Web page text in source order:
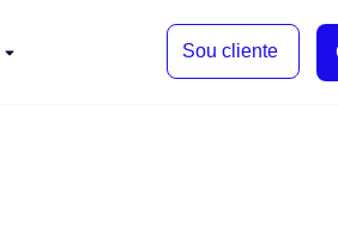
Sou cliente